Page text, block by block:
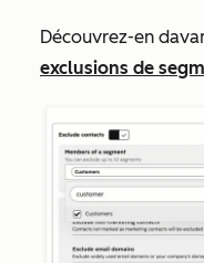
Découvrez-en
exclusions de